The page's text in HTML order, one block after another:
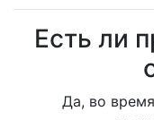
Есть ли
Да, во